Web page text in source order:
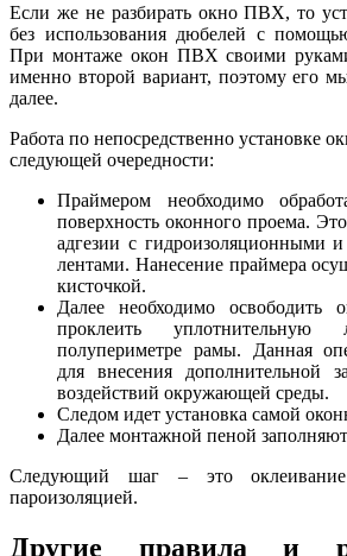
Если же не разбирать окно ПВХ, то
без использования дюбелей с
При монтаже окон ПВХ своими руками
именно второй вариант, поэтому его
далее.
Работа по непосредственно установке
следующей очередности:
Праймером необходимо
поверхность оконного проема.
адгезии с гидроизоляционными
лентами. Нанесение праймера
кисточкой.
Далее необходимо освободить
проклеить
полупериметре рамы. Данная
для внесения дополнительной
воздействий окружающей среды.
Следом идет установка самой
Далее монтажной пеной
Следующий шаг – это
пароизоляцией.
Другие правила и